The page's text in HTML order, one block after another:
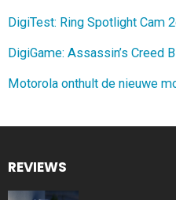
DigiTest: Ring Spotlight Cam
DigiGame: Assassin’s Creed
Motorola onthult de nieuwe
REVIEWS